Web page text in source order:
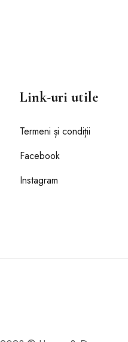
Link-uri utile
Termeni și condiții
Facebook
Instagram